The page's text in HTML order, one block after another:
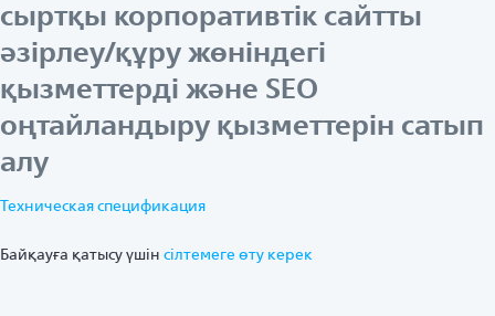
сыртқы корпоративтік сайтты
әзірлеу/құру жөніндегі
қызметтерді және SEO
оңтайландыру қызметтерін сатып
алу
Техническая спецификация
Байқауға қатысу үшін ciлтемеге өту керек